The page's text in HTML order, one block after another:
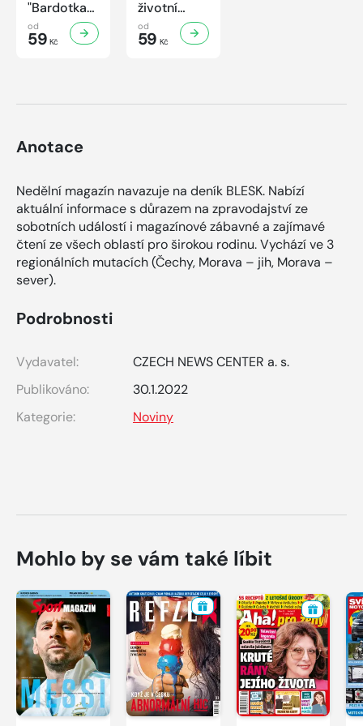
"Bardotka"
Jana
Brejchová
Mezi slávou
od
59 Kč
životní
příběh
sympaťáka
českého
od
59 Kč
Anotace
Nedělní magazín navazuje na deník BLESK. Nabízí
aktuální informace s důrazem na zpravodajství ze
sobotních událostí i magazínové zábavné a zajímavé
čtení ze všech oblastí pro širokou rodinu. Vychází ve 3
regionálních mutacích (Čechy, Morava – jih, Morava –
sever).
Podrobnosti
Vydavatel:
CZECH NEWS CENTER a. s.
Publikováno:
30.1.2022
Kategorie:
Noviny
Mohlo by se vám také líbit